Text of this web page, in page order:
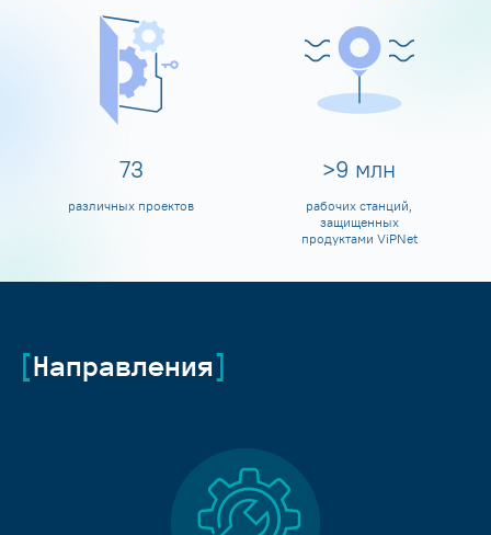
80
различных проектов
>10 млн
рабочих станций,
защищенных
продуктами ViPNet
Направления